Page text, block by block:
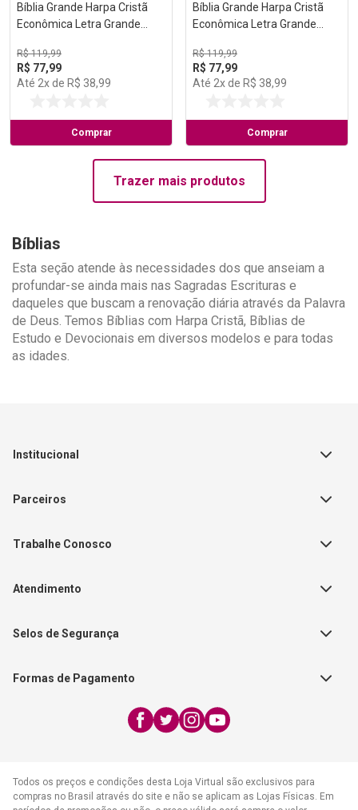
Bíblia Grande Harpa Cristã
Econômica Letra Grande
R$ 119,99
R$ 77,99
Até 2x de R$ 38,99
Comprar
Bíblia Grande Harpa Cristã
Econômica Letra Grande
R$ 119,99
R$ 77,99
Até 2x de R$ 38,99
Comprar
Trazer mais produtos
Bíblias
Esta seção atende às necessidades dos que anseiam a
profundar-se ainda mais nas Sagradas Escrituras e
daqueles que buscam a renovação diária através da Palavra
de Deus. Temos Bíblias com Harpa Cristã, Bíblias de
Estudo e Devocionais em diversos modelos e para todas
as idades.
Institucional
Sobre a Empresa
Política de Vendas
Catálogos de Produtos
Parceiros
Teste Maeztra
Editorial Patmos
FAECAD
Trabalhe Conosco
Fale Conosco
Nossas Lojas
Atendimento
17:30h
WhatsApp:
atendimento@cpad.com.br
Selos de Segurança
Formas de Pagamento
Todos os preços e condições desta Loja Virtual são exclusivos para
compras no Brasil através do site e não se aplicam as Lojas Físicas. Em